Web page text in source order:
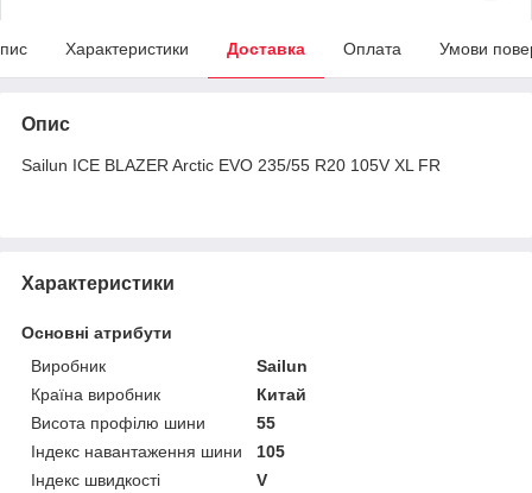
Характеристики Доставка Оплата Умови
Опис
Sailun ICE BLAZER Arctic EVO 235/55 R20 105V XL FR
Характеристики
Основні атрибути
Виробник
Sailun
Країна виробник
Китай
Висота профілю шини
55
Індекс навантаження шини
105
Індекс швидкості
V